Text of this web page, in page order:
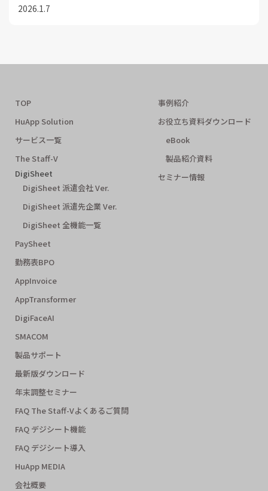
2026.1.7
TOP
HuApp Solution
サービス一覧
The Staff-V
DigiSheet
DigiSheet 派遣会社 Ver.
DigiSheet 派遣先企業 Ver.
DigiSheet 全機能一覧
PaySheet
勤務表BPO
AppInvoice
AppTransformer
DigiFaceAI
SMACOM
事例紹介
お役立ち資料ダウンロード
eBook
製品紹介資料
セミナー情報
製品サポート
最新版ダウンロード
年末調整セミナー
FAQ The Staff-Vよくあるご質問
FAQ デジシート機能
FAQ デジシート導入
HuApp MEDIA
会社概要